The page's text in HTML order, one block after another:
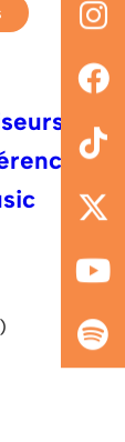
: